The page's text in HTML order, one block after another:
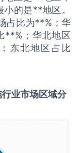
的是**地区。
占比为**%；华
**%；华北地区
东北地区占比
行业市场区域分